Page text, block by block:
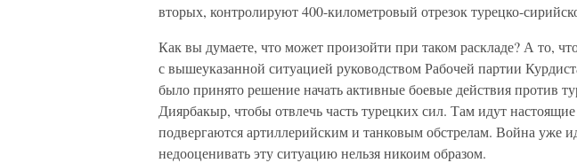
вторых, контролируют 400-километровый отрезок турецко-
Как вы думаете, что может произойти при таком раскладе? А то,
с вышеуказанной ситуацией руководством Рабочей партии
было принято решение начать активные боевые действия против
Диярбакыр, чтобы отвлечь часть турецких сил. Там идут
подвергаются артиллерийским и танковым обстрелам. Война уже
недооценивать эту ситуацию нельзя никоим образом.